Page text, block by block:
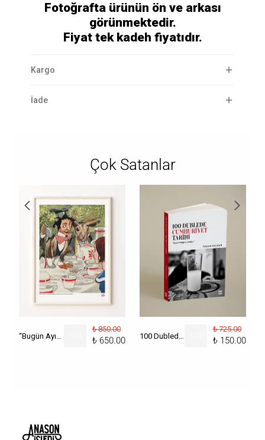
Fotoğrafta ürünün ön ve arkası
görünmektedir.
Fiyat tek kadeh fiyatıdır.
Kargo
İade
Çok Satanlar
₺ 850.00
₺ 650.00
₺ 725.00
₺ 150.00